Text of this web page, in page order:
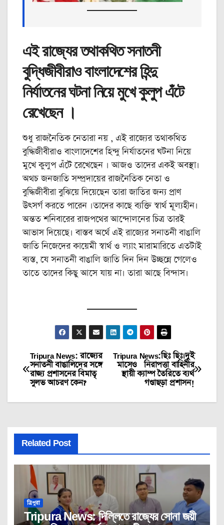
এই রাজ্যের তথাকথিত সনাতনী
বুদ্ধিজীবীরাও বাংলাদেশের হিন্দু
নির্যাতনের ঘটনা নিয়ে মুখে কুলুপ এঁটে
রেখেছেন ।
শুধু রাজনৈতিক নেতারা নয় , এই রাজ্যের তথাকথিত
বুদ্ধিজীবীরাও বাংলাদেশের হিন্দু নির্যাতনের ঘটনা নিয়ে
মুখে কুলুপ এঁটে রেখেছেন । আজও তাদের একই অবস্থা।
অথচ জনজাতি সম্প্রদায়ের রাজনৈতিক নেতা ও
বুদ্ধিজীবীরা বুঝিয়ে দিয়েছেন তারা জাতির জন্য প্রাণ
উৎসর্গ করতে পারেন ।তাদের কাছে ব্যক্তি স্বার্থ মূল্যহীন।
অন্তত শনিবারের রাজপথের আন্দোলনের চিত্র তারই
আভাস দিয়েছে। বাস্তব অর্থে এই রাজ্যের সনাতনী বাঙালি
জাতি নিজেদের কায়েমী স্বার্থ ও ল্যাং মারামারিতে এতটাই
ব্যস্ত, যে সনাতনী বাঙালি জাতি দিন দিন উচ্ছন্নে গেলেও
তাতে তাদের কিছু আসে যায় না। তারা আছে বিন্দাস।
Post
navigation
Tripura News:ছিঃ ছিঃ।দুই
মাসেও নিরাপত্তা বাহিনীর
স্থায়ী ক্যাম্প তৈরিতে ব্যর্থ
গণ্ডাছড়া প্রশাসন!
Tripura News: রাজ্যের
সনাতনী বাঙালিদের সঙ্গে
রাজ্য প্রশাসনের বিমাতৃ
সুলভ আচরণ কেন?
Related Post
ত্রিপুরা
Tripura News: দিল্লিতে রাজ্যের সোনা জয়ী